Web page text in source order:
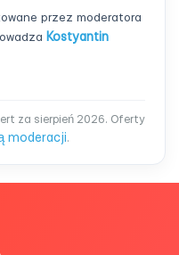
przez moderatora
Kostyantin
za sierpień 2026. Oferty
moderacji.